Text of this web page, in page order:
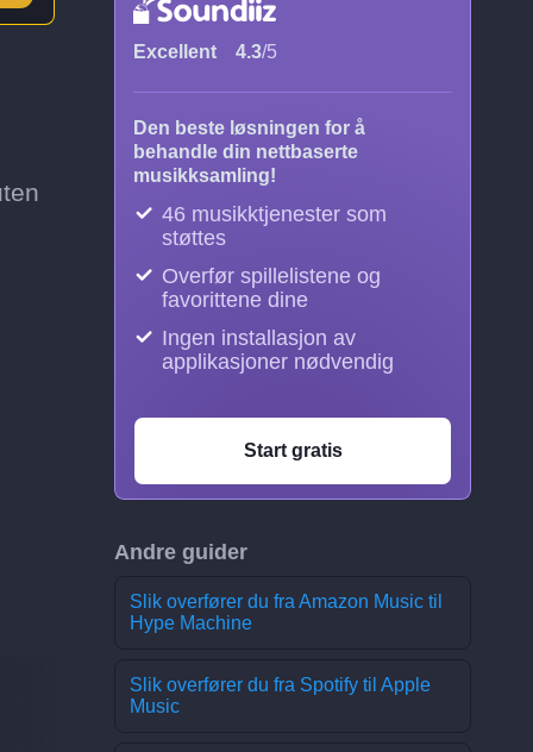
Excellent 4.3/5
Den beste løsningen for å
behandle din nettbaserte
musikksamling!
46 musikktjenester som
støttes
Overfør spillelistene og
favorittene dine
Ingen installasjon av
applikasjoner nødvendig
Start gratis
Andre guider
Slik overfører du fra Amazon Music til
Hype Machine
Slik overfører du fra Spotify til Apple
Music